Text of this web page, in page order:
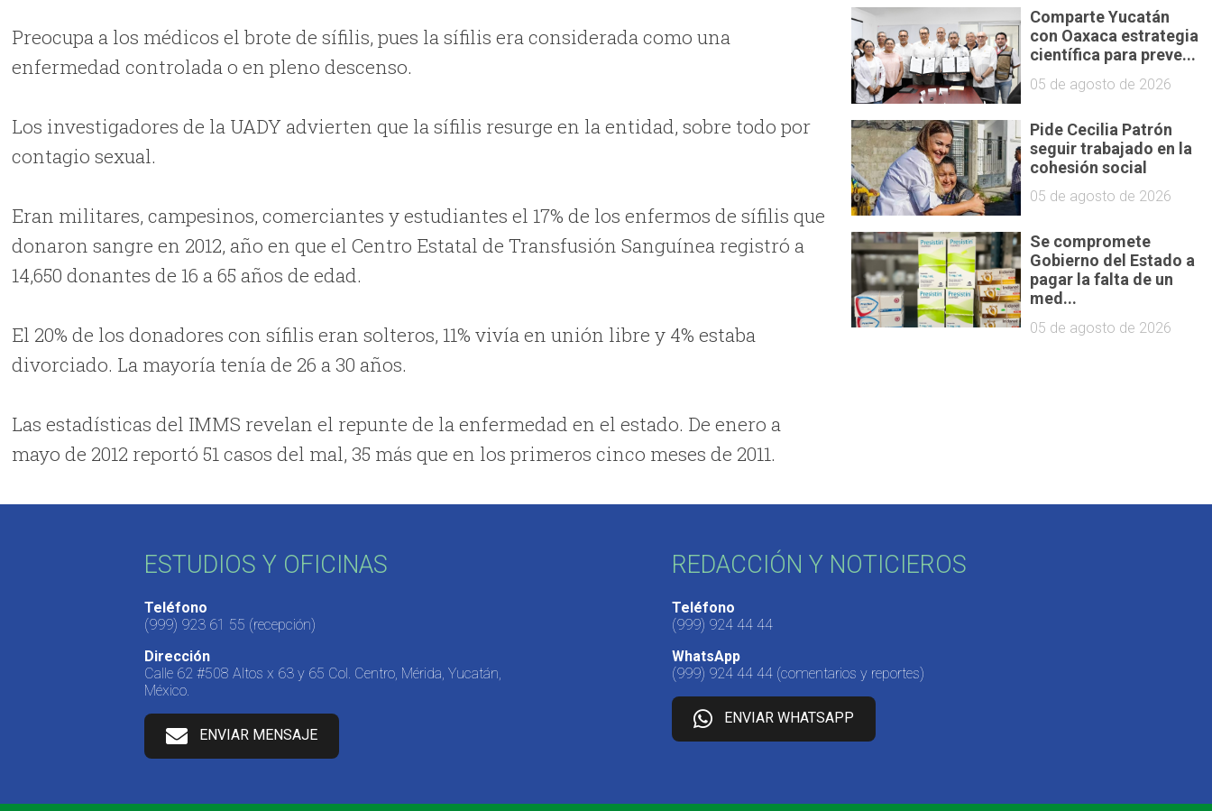
Preocupa a los médicos el brote de sífilis, pues la sífilis era considerada como una
enfermedad controlada o en pleno descenso.
Los investigadores de la UADY advierten que la sífilis resurge en la entidad, sobre todo por
contagio sexual.
Eran militares, campesinos, comerciantes y estudiantes el 17% de los enfermos de sífilis que
donaron sangre en 2012, año en que el Centro Estatal de Transfusión Sanguínea registró a
14,650 donantes de 16 a 65 años de edad.
El 20% de los donadores con sífilis eran solteros, 11% vivía en unión libre y 4% estaba
divorciado. La mayoría tenía de 26 a 30 años.
Las estadísticas del IMMS revelan el repunte de la enfermedad en el estado. De enero a
mayo de 2012 reportó 51 casos del mal, 35 más que en los primeros cinco meses de 2011.
Comparte Yucatán
con Oaxaca estrategia
científica para preve...
05 de agosto de 2026
Pide Cecilia Patrón
seguir trabajado en la
cohesión social
05 de agosto de 2026
Se compromete
Gobierno del Estado a
pagar la falta de un
med...
05 de agosto de 2026
ESTUDIOS Y OFICINAS
Teléfono
(999) 923 61 55 (recepción)
Dirección
Calle 62 #508 Altos x 63 y 65 Col. Centro, Mérida, Yucatán,
México.
ENVIAR MENSAJE
REDACCIÓN Y NOTICIEROS
Teléfono
(999) 924 44 44
WhatsApp
(999) 924 44 44 (comentarios y reportes)
ENVIAR WHATSAPP